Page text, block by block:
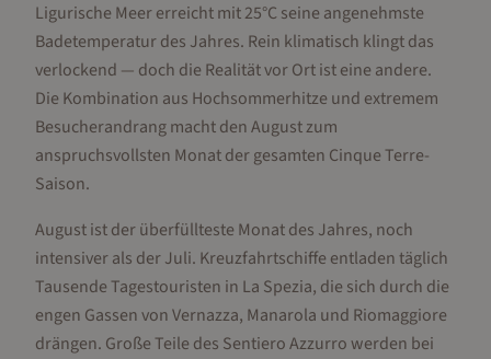
Ligurische Meer erreicht mit 25°C seine angenehmste
Badetemperatur des Jahres. Rein klimatisch klingt das
verlockend — doch die Realität vor Ort ist eine andere.
Die Kombination aus Hochsommerhitze und extremem
Besucherandrang macht den August zum
anspruchsvollsten Monat der gesamten Cinque Terre-
Saison.
August ist der überfüllteste Monat des Jahres, noch
intensiver als der Juli. Kreuzfahrtschiffe entladen täglich
Tausende Tagestouristen in La Spezia, die sich durch die
engen Gassen von Vernazza, Manarola und Riomaggiore
drängen. Große Teile des Sentiero Azzurro werden bei